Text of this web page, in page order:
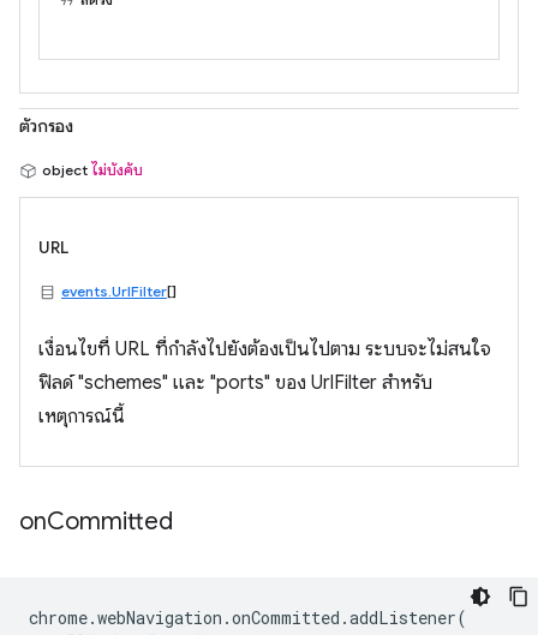
ตัวกรอง
object ไม่บังคับ
URL
events.UrlFilter[]
เงื่อนไขที่ URL ที่กำลังไปยังต้องเป็นไปตาม ระบบจะไม่สนใจ
ฟิลด์ "schemes" และ "ports" ของ UrlFilter สำหรับ
เหตุการณ์นี้
onCommitted
chrome.webNavigation .onCommitted .addListener(